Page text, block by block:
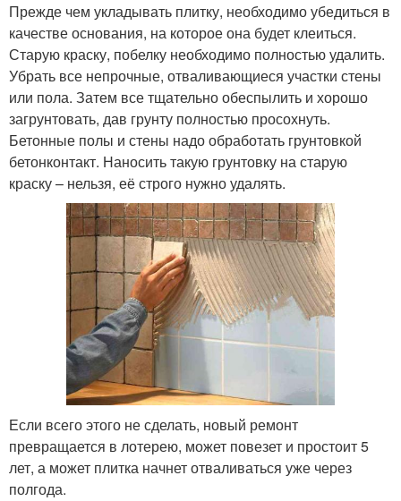
Прежде чем укладывать плитку, необходимо убедиться в
качестве основания, на которое она будет клеиться.
Старую краску, побелку необходимо полностью удалить.
Убрать все непрочные, отваливающиеся участки стены
или пола. Затем все тщательно обеспылить и хорошо
загрунтовать, дав грунту полностью просохнуть.
Бетонные полы и стены надо обработать грунтовкой
бетонконтакт. Наносить такую грунтовку на старую
краску – нельзя, её строго нужно удалять.
Если всего этого не сделать, новый ремонт
превращается в лотерею, может повезет и простоит 5
лет, а может плитка начнет отваливаться уже через
полгода.